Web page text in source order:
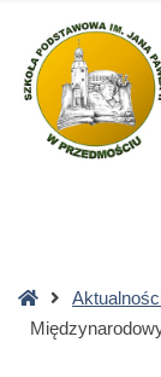
Dzień
Języka
Ojczystego.
Strona
główna